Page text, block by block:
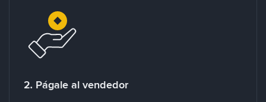
2. Págale al vendedor